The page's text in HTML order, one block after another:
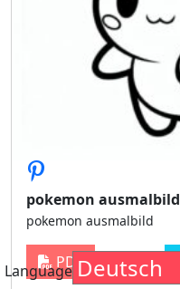
pokemon ausmalbild
pokemon ausmalbild
PDF
Language